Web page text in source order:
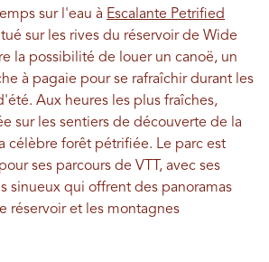
sur l'eau à Escalante Petrified
sur les rives du réservoir de Wide
la possibilité de louer un canoë, un
à pagaie pour se rafraîchir durant les
Aux heures les plus fraîches,
sur les sentiers de découverte de la
célèbre forêt pétrifiée. Le parc est
ses parcours de VTT, avec ses
sinueux qui offrent des panoramas
réservoir et les montagnes